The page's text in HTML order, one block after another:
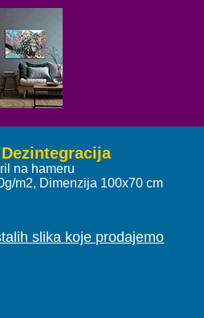
na hameru
m2, Dimenzija 100x70 cm
slika koje prodajemo